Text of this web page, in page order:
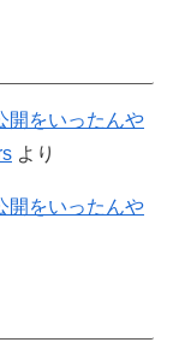
開をいったんや
より
開をいったんや